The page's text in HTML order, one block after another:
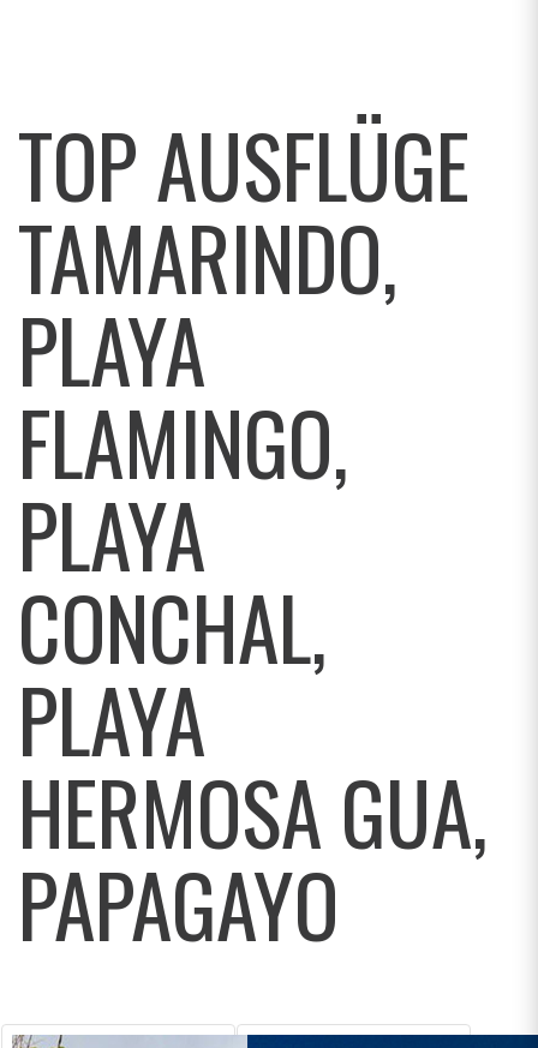
TOP AUSFLÜGE
TAMARINDO,
PLAYA
FLAMINGO,
PLAYA
CONCHAL,
PLAYA
HERMOSA GUA,
PAPAGAYO